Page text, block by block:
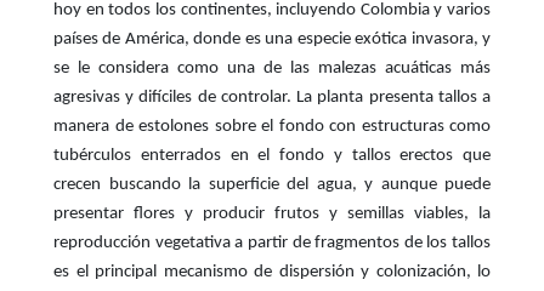
hoy en todos los continentes, incluyendo Colombia y varios
países de América, donde es una especie exótica invasora, y
se le considera como una de las malezas acuáticas más
agresivas y difíciles de controlar. La planta presenta tallos a
manera de estolones sobre el fondo con estructuras como
tubérculos enterrados en el fondo y tallos erectos que
crecen buscando la superficie del agua, y aunque puede
presentar flores y producir frutos y semillas viables, la
reproducción vegetativa a partir de fragmentos de los tallos
es el principal mecanismo de dispersión y colonización, lo